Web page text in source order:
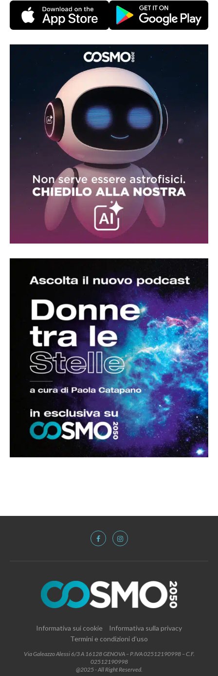
Informativa sui cookie
Informativa sulla privacy
Termini e condizioni d’uso
Via Galeazzo Alessi 6/3 A 16128 GENOVA – P.IVA 02512190998 – C.F.
02512190998
@2025 - All Right Reserved.